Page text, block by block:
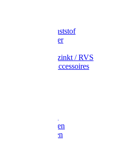
Emmer kunststof
Schepemmer
Emmer verzinkt / RVS
Regenton accessoires
Gazonharken
Asfaltharken